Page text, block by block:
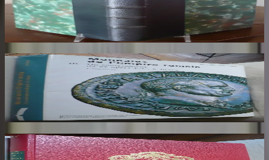
THOBY Paul
Catalogue Monnaies de l'Empire Romain.
Tome 3. Jean Baptiste Giard
GIARD Jean Baptiste
80€
Armorial de la Ville de Paris. Dédicaces au
Maire de Paris